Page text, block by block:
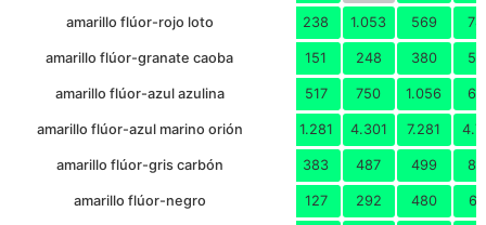
amarillo flúor-rojo loto 238 1.053 569
amarillo flúor-granate caoba 151 248 380
amarillo flúor-azul azulina 517 750 1.056
amarillo flúor-azul marino orión 1.281 4.301 7.281
amarillo flúor-gris carbón 383 487 499
amarillo flúor-negro 127 292 480